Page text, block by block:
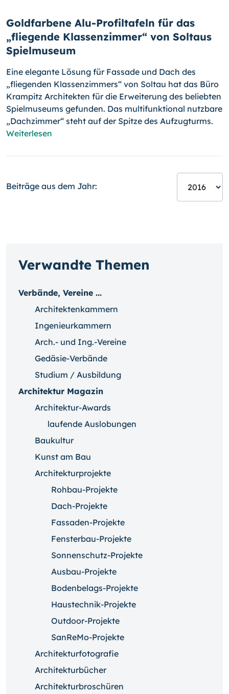
Goldfarbene Alu-Profiltafeln für das
„fliegende Klassenzimmer“ von Soltaus
Spielmuseum
Eine elegante Lösung für Fassade und Dach des
„fliegenden Klassenzim­mers“ von Soltau hat das Büro
Krampitz Architekten für die Erweiterung des beliebten
Spielmuseums gefunden. Das multifunktional nutzbare
„Dachzimmer“ steht auf der Spitze des Aufzugturms.
Weiterlesen
Beiträge aus dem Jahr:
Verwandte Themen
Verbände, Vereine ...
Architektenkammern
Ingenieurkammern
Arch.- und Ing.-Vereine
Gedäsie-Verbände
Studium / Ausbildung
Architektur Magazin
Architektur-Awards
laufende Auslobungen
Baukultur
Kunst am Bau
Architekturprojekte
Rohbau-Projekte
Dach-Projekte
Fassaden-Projekte
Fensterbau-Projekte
Sonnenschutz-Projekte
Ausbau-Projekte
Bodenbelags-Projekte
Haustechnik-Projekte
Outdoor-Projekte
SanReMo-Projekte
Architekturfotografie
Architekturbücher
Architekturbroschüren